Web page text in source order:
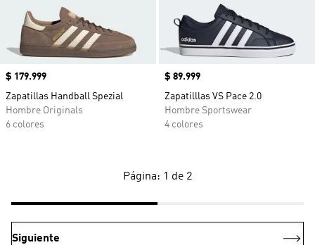
Precio
$ 179.999
Zapatillas Handball Spezial
Hombre Originals
6 colores
Precio
$ 89.999
Zapatilllas VS Pace 2.0
Hombre Sportswear
4 colores
Página: 1 de 2
Siguiente